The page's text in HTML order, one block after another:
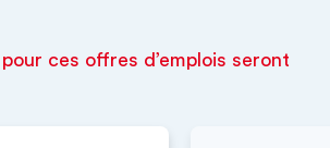
ces offres d’emplois seront